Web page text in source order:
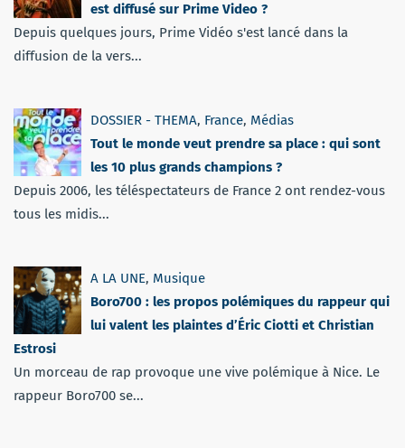
est diffusé sur Prime Video ?
Depuis quelques jours, Prime Vidéo s'est lancé dans la
diffusion de la vers...
DOSSIER - THEMA, France, Médias
Tout le monde veut prendre sa place : qui sont
les 10 plus grands champions ?
Depuis 2006, les téléspectateurs de France 2 ont rendez-vous
tous les midis...
A LA UNE, Musique
Boro700 : les propos polémiques du rappeur qui
lui valent les plaintes d’Éric Ciotti et Christian
Estrosi
Un morceau de rap provoque une vive polémique à Nice. Le
rappeur Boro700 se...